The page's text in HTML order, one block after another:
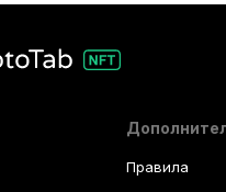
Правила